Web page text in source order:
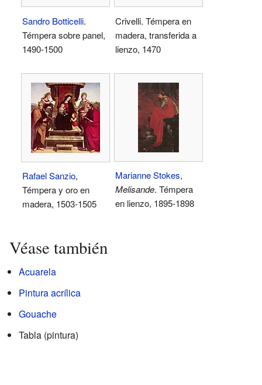
Sandro Botticelli.
Témpera sobre panel,
1490-1500
Crivelli. Témpera en
madera, transferida a
lienzo, 1470
Rafael Sanzio,
Témpera y oro en
madera, 1503-1505
Marianne Stokes,
Melisande. Témpera
en lienzo, 1895-1898
Véase también
Acuarela
Pintura acrílica
Gouache
Tabla (pintura)